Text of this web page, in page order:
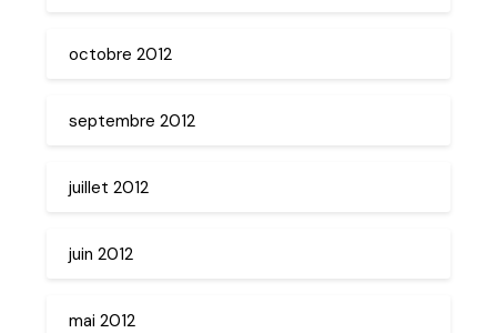
octobre 2012
septembre 2012
juillet 2012
juin 2012
mai 2012